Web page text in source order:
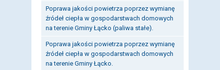
Poprawa jakości powietrza poprzez wymianę
źródeł ciepła w gospodarstwach domowych
na terenie Gminy Łącko (paliwa stałe).
Poprawa jakości powietrza poprzez wymianę
źródeł ciepła w gospodarstwach domowych
na terenie Gminy Łącko.